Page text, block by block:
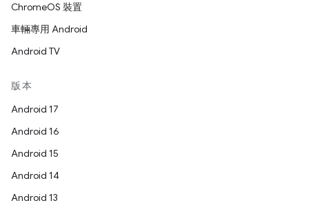
ChromeOS 裝置
車輛專用 Android
Android TV
版本
Android 17
Android 16
Android 15
Android 14
Android 13